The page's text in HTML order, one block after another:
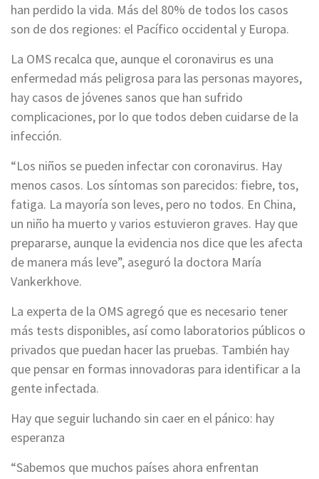
han perdido la vida. Más del 80% de todos los casos
son de dos regiones: el Pacífico occidental y Europa.
La OMS recalca que, aunque el coronavirus es una
enfermedad más peligrosa para las personas mayores,
hay casos de jóvenes sanos que han sufrido
complicaciones, por lo que todos deben cuidarse de la
infección.
“Los niños se pueden infectar con coronavirus. Hay
menos casos. Los síntomas son parecidos: fiebre, tos,
fatiga. La mayoría son leves, pero no todos. En China,
un niño ha muerto y varios estuvieron graves. Hay que
prepararse, aunque la evidencia nos dice que les afecta
de manera más leve”, aseguró la doctora María
Vankerkhove.
La experta de la OMS agregó que es necesario tener
más tests disponibles, así como laboratorios públicos o
privados que puedan hacer las pruebas. También hay
que pensar en formas innovadoras para identificar a la
gente infectada.
Hay que seguir luchando sin caer en el pánico: hay
esperanza
“Sabemos que muchos países ahora enfrentan